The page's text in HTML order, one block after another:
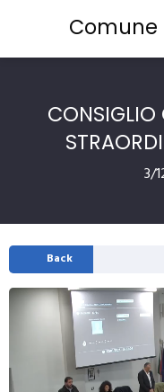
Comune
CONSIGLIO
3/
Back